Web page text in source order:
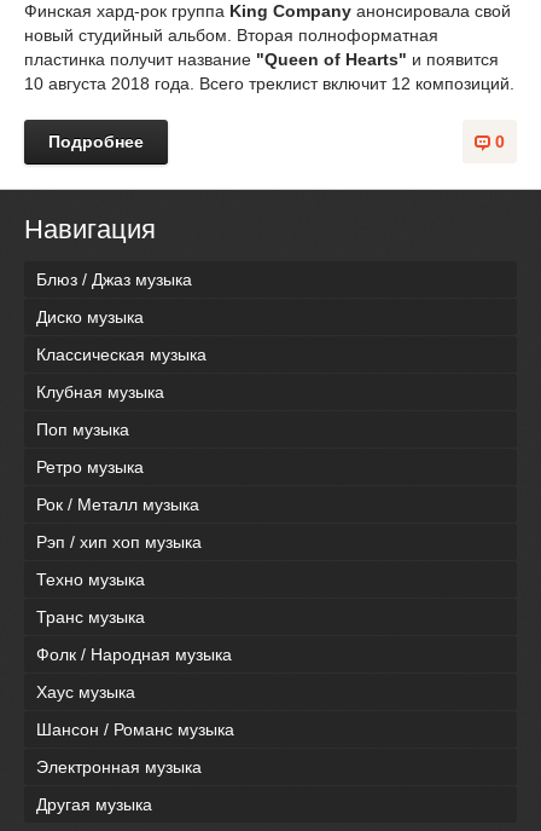
Финская хард-рок группа King Company анонсировала свой
новый студийный альбом. Вторая полноформатная
пластинка получит название "Queen of Hearts" и появится
10 августа 2018 года. Всего треклист включит 12 композиций.
0
Подробнее
Навигация
Блюз / Джаз музыка
Диско музыка
Классическая музыка
Клубная музыка
Поп музыка
Ретро музыка
Рок / Металл музыка
Рэп / хип хоп музыка
Техно музыка
Транс музыка
Фолк / Народная музыка
Хаус музыка
Шансон / Романс музыка
Электронная музыка
Другая музыка